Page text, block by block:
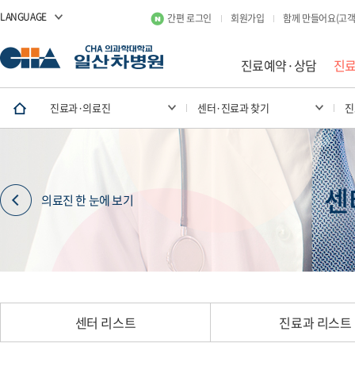
LANGUAGE 간편 로그인 회원가입 함께 만들어요(고
진료예약·상담 진
진료과·의료진 센터·진료과 찾기
의료진 한 눈에 보기
센터 리스트 진료과 리스트